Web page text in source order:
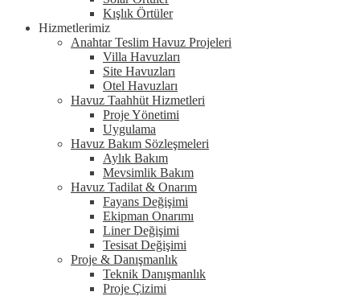
Kışlık Örtüler
Hizmetlerimiz
Anahtar Teslim Havuz Projeleri
Villa Havuzları
Site Havuzları
Otel Havuzları
Havuz Taahhüt Hizmetleri
Proje Yönetimi
Uygulama
Havuz Bakım Sözleşmeleri
Aylık Bakım
Mevsimlik Bakım
Havuz Tadilat & Onarım
Fayans Değişimi
Ekipman Onarımı
Liner Değişimi
Tesisat Değişimi
Proje & Danışmanlık
Teknik Danışmanlık
Proje Çizimi